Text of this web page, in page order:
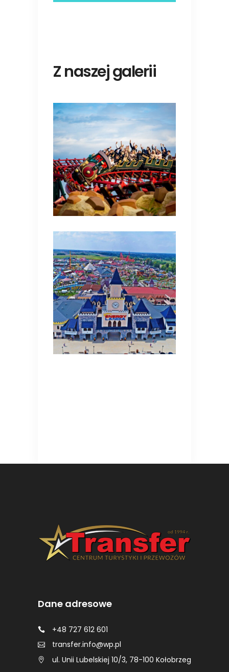
Z naszej galerii
Dane adresowe
+48 727 612 601
transfer.info@wp.pl
ul. Unii Lubelskiej 10/3, 78-100 Kołobrzeg